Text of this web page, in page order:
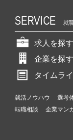
SERVICE 就
求人を探す
企業を探す
タイムラ
就活ノウハウ 選考
転職相談
企業マン